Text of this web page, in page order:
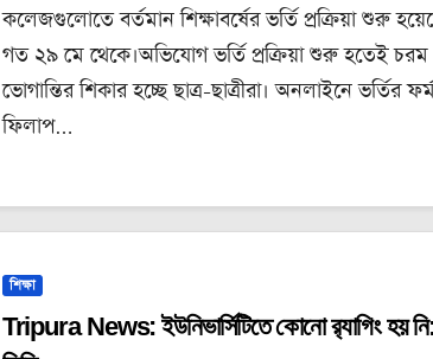
কলেজগুলোতে বর্তমান শিক্ষাবর্ষের ভর্তি প্রক্রিয়া শুরু
গত ২৯ মে থেকে।অভিযোগ ভর্তি প্রক্রিয়া শুরু হতেই চরম
ভোগান্তির শিকার হচ্ছে ছাত্র-ছাত্রীরা। অনলাইনে ভর্তির
ফিলাপ…
শিক্ষা
Tripura News: ইউনিভার্সিটিতে কোনো র‍্যাগিং হয়